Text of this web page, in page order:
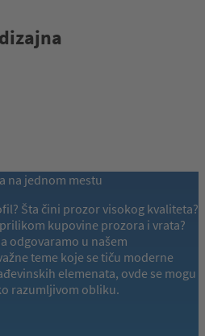
na jednom mestu
Šta čini prozor visokog kvaliteta?
kupovine prozora i vrata?
odgovaramo u našem
teme koje se tiču moderne
elemenata, ovde se mogu
razumljivom obliku.